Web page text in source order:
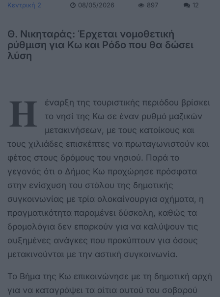
Κεντρική 2 08/05/2026 897 12
Θ. Νικηταράς: Έρχεται νομοθετική
ρύθμιση για Κω και Ρόδο που θα δώσει
λύση
Η
έναρξη της τουριστικής περιόδου βρίσκει
το νησί της Κω σε έναν ρυθμό μαζικών
μετακινήσεων, με τους κατοίκους και
τους χιλιάδες επισκέπτες να πρωταγωνιστούν και
φέτος στους δρόμους του νησιού. Παρά το
γεγονός ότι ο Δήμος Κω προχώρησε πρόσφατα
στην ενίσχυση του στόλου της δημοτικής
συγκοινωνίας με τρία ολοκαίνουργια οχήματα, η
πραγματικότητα παραμένει δύσκολη, καθώς τα
δρομολόγια δεν επαρκούν για να καλύψουν τις
αυξημένες ανάγκες που προκύπτουν για όσους
μετακινούνται με την αστική συγκοινωνία.
Το Βήμα της Κω επικοινώνησε με τη δημοτική αρχή
για να καταγράψει τα αίτια αυτού του σοβαρού